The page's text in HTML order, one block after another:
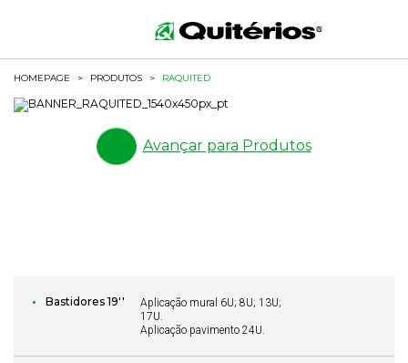
HOMEPAGE > PRODUTOS > RAQUITED
Avançar para Produtos
Bastidores 19''
Aplicação mural 6U; 8U; 13U;
17U.
Aplicação pavimento 24U.